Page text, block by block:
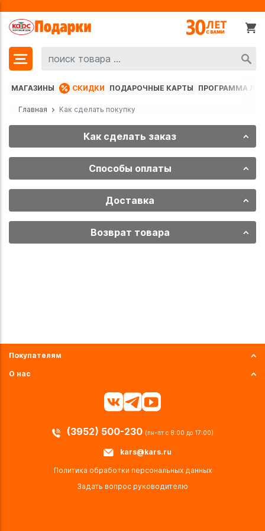
МАГАЗИНЫ СКИДКИ ПОДАРОЧНЫЕ КАРТЫ ПРОГРАММА
Главная Как сделать покупку
Как сделать заказ
Способы оплаты
Доставка
Возврат товара
Покупателям
О нас
(3952) 500-230 (пн-пт с 8:00 до 17:00)
kars@kars.ru
Политика обработки персональных данных
Задать вопрос руководителю